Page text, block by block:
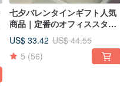
七夕バレンタインギフト人気
商品｜定番のオフィススタイ
ル｜スタッドピアス｜天然パ
ールピアス
US$ 33.42 US$ 44.55
5 (56)